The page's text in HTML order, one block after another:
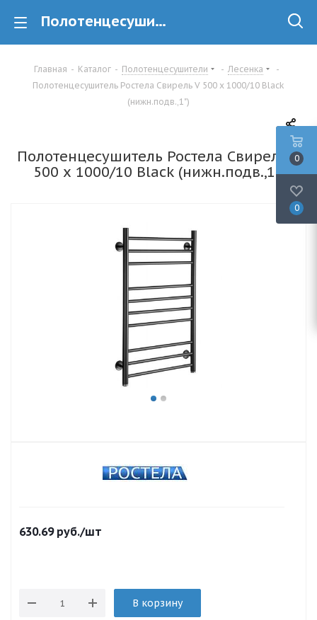
Полотенцесушитель Ростела Свирель V 500 х 1000/10 Black (нижн.подв.,1") купить в Минске
Главная - Каталог - Полотенцесушители - Лесенка
-
Полотенцесушитель Ростела Свирель V 500 х 1000/10 Black
(нижн.подв.,1")
Полотенцесушитель Ростела Свирель V
500 х 1000/10 Black (нижн.подв.,1")
630.69руб./шт
В корзину
0
0